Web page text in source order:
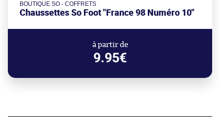
BOUTIQUE SO - COFFRETS
Chaussettes So Foot "France 98 Numéro 10"
à partir de
9.95€